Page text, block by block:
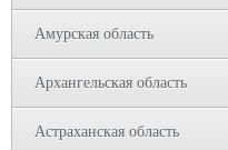
Амурская область
Архангельская область
Астраханская область